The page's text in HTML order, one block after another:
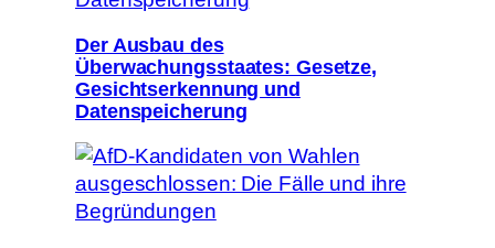
Der Ausbau des
Überwachungsstaates: Gesetze,
Gesichtserkennung und
Datenspeicherung